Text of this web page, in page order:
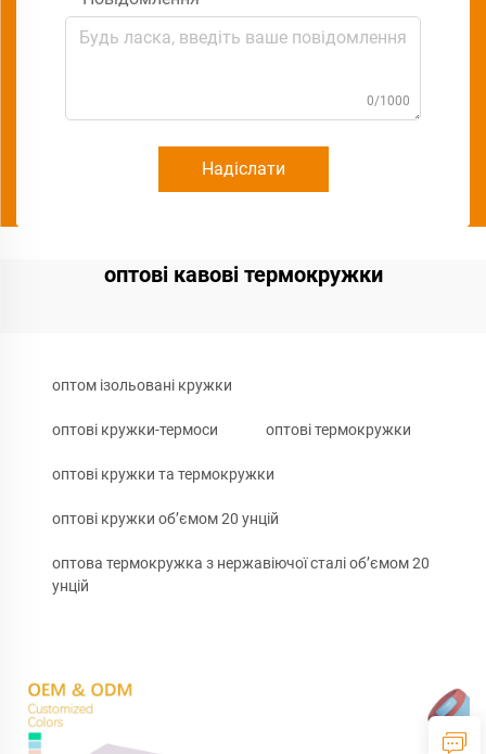
0/1000
Надіслати
оптові кавові термокружки
оптом ізольовані кружки
оптові кружки-термоси оптові термокружки
оптові кружки та термокружки
оптові кружки об’ємом 20 унцій
оптова термокружка з нержавіючої сталі об’ємом 20
унцій